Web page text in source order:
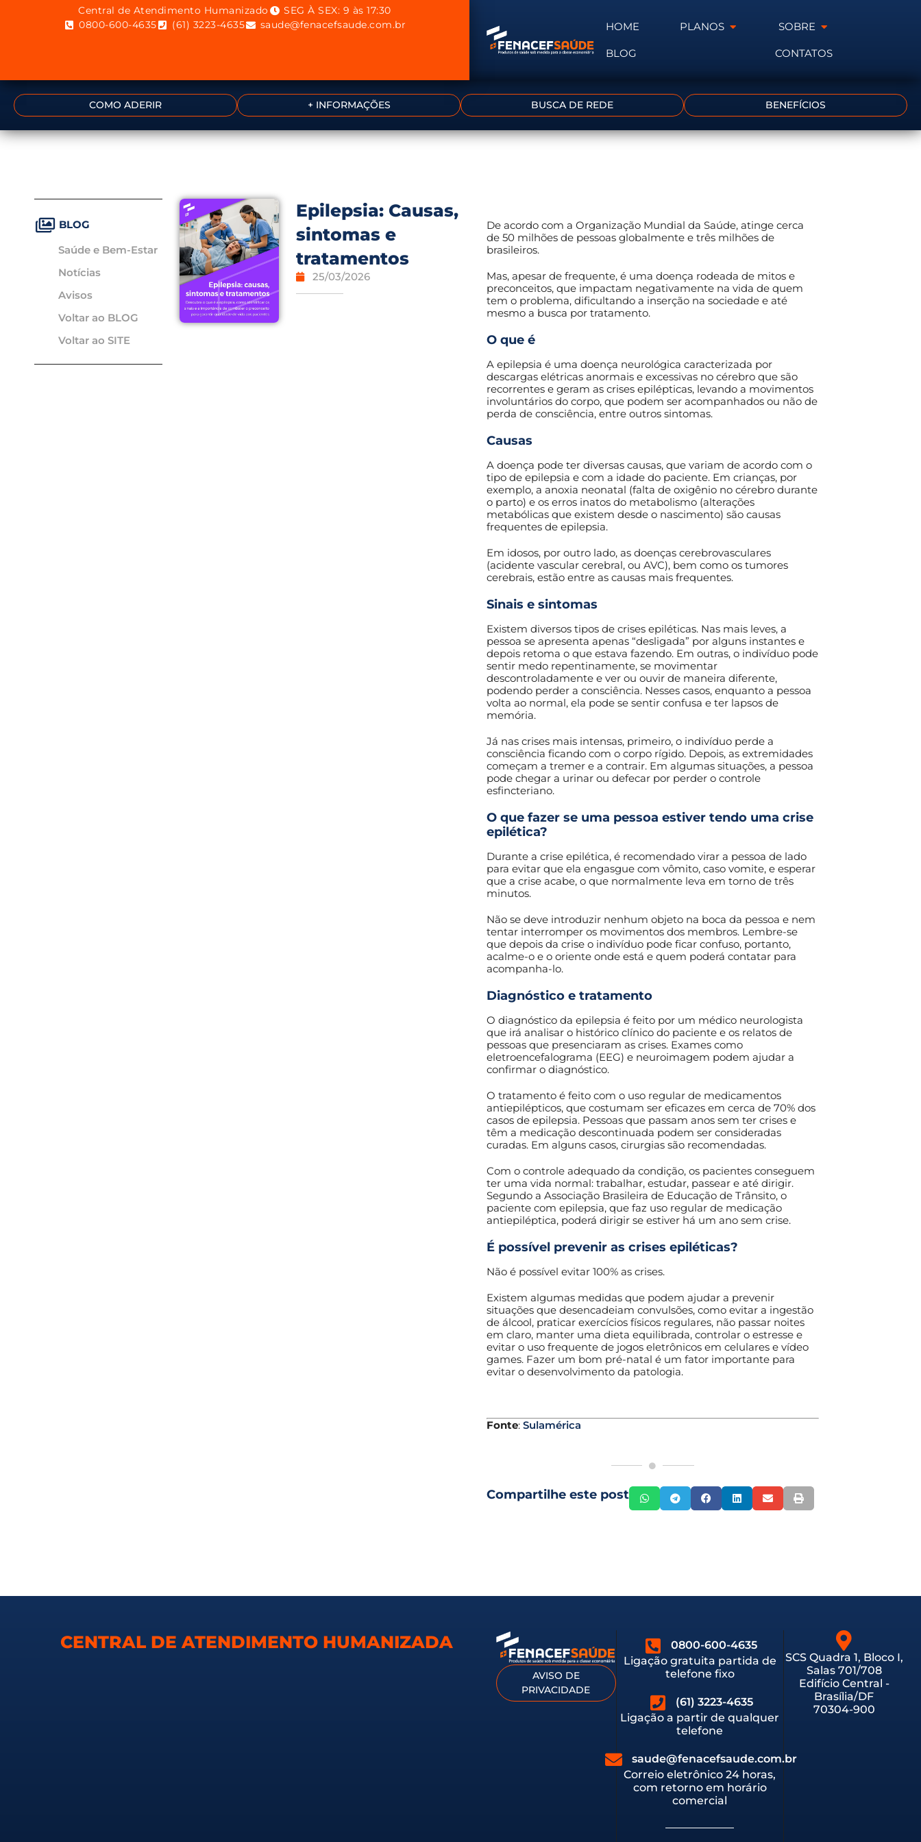
Central de Atendimento Humanizado
SEG À SEX: 9 às 17:30
0800-600-4635
(61) 3223-4635 saude@fenacefsaude.com.br HOME PLANOS SOBRE
BLOG CONTATOS
COMO ADERIR + INFORMAÇÕES BUSCA DE REDE BENEFÍCIOS
BLOG
Saúde e Bem-Estar
Notícias
Avisos
Voltar ao BLOG
Voltar ao SITE
Epilepsia: Causas,
sintomas e
tratamentos
25/03/2026
De acordo com a Organização Mundial da Saúde, atinge cerca
de 50 milhões de pessoas globalmente e três milhões de
brasileiros.
Mas, apesar de frequente, é uma doença rodeada de mitos e
preconceitos, que impactam negativamente na vida de quem
tem o problema, dificultando a inserção na sociedade e até
mesmo a busca por tratamento.
O que é
A epilepsia é uma doença neurológica caracterizada por
descargas elétricas anormais e excessivas no cérebro que são
recorrentes e geram as crises epilépticas, levando a movimentos
involuntários do corpo, que podem ser acompanhados ou não de
perda de consciência, entre outros sintomas.
Causas
A doença pode ter diversas causas, que variam de acordo com o
tipo de epilepsia e com a idade do paciente. Em crianças, por
exemplo, a anoxia neonatal (falta de oxigênio no cérebro durante
o parto) e os erros inatos do metabolismo (alterações
metabólicas que existem desde o nascimento) são causas
frequentes de epilepsia.
Em idosos, por outro lado, as doenças cerebrovasculares
(acidente vascular cerebral, ou AVC), bem como os tumores
cerebrais, estão entre as causas mais frequentes.
Sinais e sintomas
Existem diversos tipos de crises epiléticas. Nas mais leves, a
pessoa se apresenta apenas “desligada” por alguns instantes e
depois retoma o que estava fazendo. Em outras, o indivíduo pode
sentir medo repentinamente, se movimentar
descontroladamente e ver ou ouvir de maneira diferente,
podendo perder a consciência. Nesses casos, enquanto a pessoa
volta ao normal, ela pode se sentir confusa e ter lapsos de
memória.
Já nas crises mais intensas, primeiro, o indivíduo perde a
consciência ficando com o corpo rígido. Depois, as extremidades
começam a tremer e a contrair. Em algumas situações, a pessoa
pode chegar a urinar ou defecar por perder o controle
esfincteriano.
O que fazer se uma pessoa estiver tendo uma crise
epilética?
Durante a crise epilética, é recomendado virar a pessoa de lado
para evitar que ela engasgue com vômito, caso vomite, e esperar
que a crise acabe, o que normalmente leva em torno de três
minutos.
Não se deve introduzir nenhum objeto na boca da pessoa e nem
tentar interromper os movimentos dos membros. Lembre-se
que depois da crise o indivíduo pode ficar confuso, portanto,
acalme-o e o oriente onde está e quem poderá contatar para
acompanha-lo.
Diagnóstico e tratamento
O diagnóstico da epilepsia é feito por um médico neurologista
que irá analisar o histórico clínico do paciente e os relatos de
pessoas que presenciaram as crises. Exames como
eletroencefalograma (EEG) e neuroimagem podem ajudar a
confirmar o diagnóstico.
O tratamento é feito com o uso regular de medicamentos
antiepilépticos, que costumam ser eficazes em cerca de 70% dos
casos de epilepsia. Pessoas que passam anos sem ter crises e
têm a medicação descontinuada podem ser consideradas
curadas. Em alguns casos, cirurgias são recomendadas.
Com o controle adequado da condição, os pacientes conseguem
ter uma vida normal: trabalhar, estudar, passear e até dirigir.
Segundo a Associação Brasileira de Educação de Trânsito, o
paciente com epilepsia, que faz uso regular de medicação
antiepiléptica, poderá dirigir se estiver há um ano sem crise.
É possível prevenir as crises epiléticas?
Não é possível evitar 100% as crises.
Existem algumas medidas que podem ajudar a prevenir
situações que desencadeiam convulsões, como evitar a ingestão
de álcool, praticar exercícios físicos regulares, não passar noites
em claro, manter uma dieta equilibrada, controlar o estresse e
evitar o uso frequente de jogos eletrônicos em celulares e vídeo
games. Fazer um bom pré-natal é um fator importante para
evitar o desenvolvimento da patologia.
Fonte: Sulamérica
Compartilhe este post
CENTRAL DE ATENDIMENTO HUMANIZADA
AVISO DE
PRIVACIDADE
0800-600-4635
Ligação gratuita partida de
telefone fixo
(61) 3223-4635
Ligação a partir de qualquer
telefone
saude@fenacefsaude.com.br
Correio eletrônico 24 horas,
com retorno em horário
comercial
SCS Quadra 1, Bloco I,
Salas 701/708
Edifício Central -
Brasília/DF
70304-900